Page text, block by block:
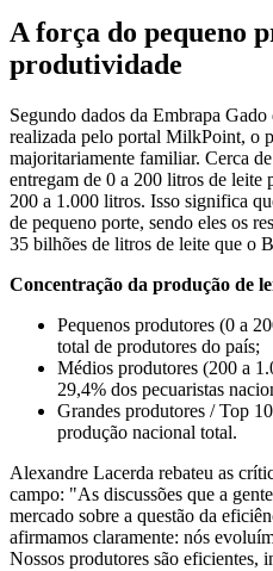
A força do pequeno
produtividade
Segundo dados da Embrapa
realizada pelo portal MilkPoint, o
majoritariamente familiar. Cerca
entregam de 0 a 200 litros de leite
200 a 1.000 litros. Isso significa
de pequeno porte, sendo eles os
35 bilhões de litros de leite que o
Concentração da produção de
Pequenos produtores (0 a
total de produtores do país;
Médios produtores (200 a
29,4% dos pecuaristas
Grandes produtores / Top
produção nacional total.
Alexandre Lacerda rebateu as
campo: "As discussões que a
mercado sobre a questão da
afirmamos claramente: nós
Nossos produtores são eficientes,